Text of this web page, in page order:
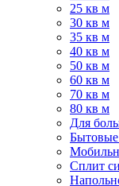
25 кв м
30 кв м
35 кв м
40 кв м
50 кв м
60 кв м
70 кв м
80 кв м
Для
Сплит